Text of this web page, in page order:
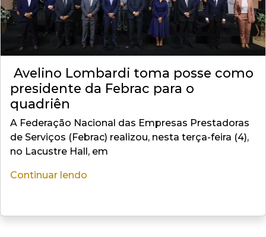
Avelino Lombardi toma posse como
presidente da Febrac para o
quadriên
A Federação Nacional das Empresas Prestadoras
de Serviços (Febrac) realizou, nesta terça-feira (4),
no Lacustre Hall, em
Continuar lendo